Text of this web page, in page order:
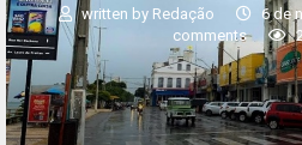
written by Redação 6 de
comments